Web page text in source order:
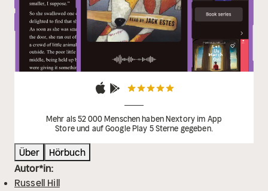
Mehr als 52 000 Menschen haben Nextory im App
Store und auf Google Play 5 Sterne gegeben.
Über
Hörbuch
Autor*in:
Russell Hill